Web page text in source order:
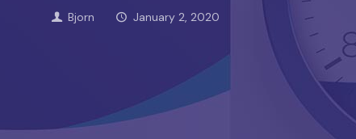
Bjorn January 2, 2020